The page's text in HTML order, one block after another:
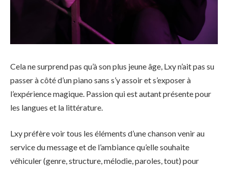
Cela ne surprend pas qu’à son plus jeune âge, Lxy n’ait pas su
passer à côté d’un piano sans s’y assoir et s’exposer à
l’expérience magique. Passion qui est autant présente pour
les langues et la littérature.
Lxy préfère voir tous les éléments d’une chanson venir au
service du message et de l’ambiance qu’elle souhaite
véhiculer (genre, structure, mélodie, paroles, tout) pour